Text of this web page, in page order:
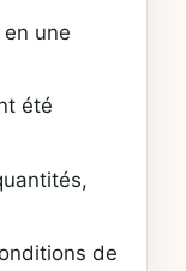
une
été
de